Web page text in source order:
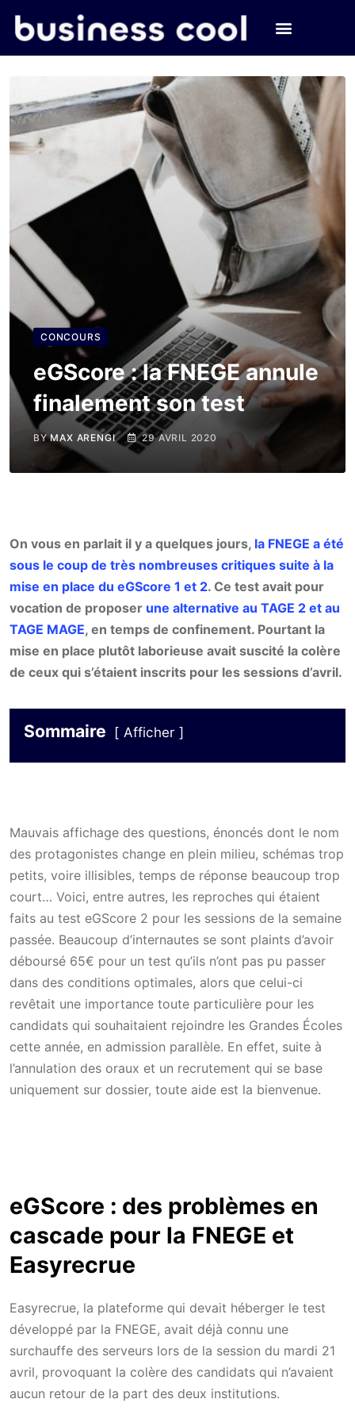
CONCOURS
eGScore : la FNEGE annule
finalement son test
BYMAX ARENGI 29 AVRIL 2020
On vous en parlait il y a quelques jours, la FNEGE a été
sous le coup de très nombreuses critiques suite à la
mise en place du eGScore 1 et 2. Ce test avait pour
vocation de proposer une alternative au TAGE 2 et au
TAGE MAGE, en temps de confinement. Pourtant la
mise en place plutôt laborieuse avait suscité la colère
de ceux qui s’étaient inscrits pour les sessions d’avril.
Sommaire Afficher
Mauvais affichage des questions, énoncés dont le nom
des protagonistes change en plein milieu, schémas trop
petits, voire illisibles, temps de réponse beaucoup trop
court… Voici, entre autres, les reproches qui étaient
faits au test eGScore 2 pour les sessions de la semaine
passée. Beaucoup d’internautes se sont plaints d’avoir
déboursé 65€ pour un test qu’ils n’ont pas pu passer
dans des conditions optimales, alors que celui-ci
revêtait une importance toute particulière pour les
candidats qui souhaitaient rejoindre les Grandes Écoles
cette année, en admission parallèle. En effet, suite à
l’annulation des oraux et un recrutement qui se base
uniquement sur dossier, toute aide est la bienvenue.
eGScore : des problèmes en
cascade pour la FNEGE et
Easyrecrue
Easyrecrue, la plateforme qui devait héberger le test
développé par la FNEGE, avait déjà connu une
surchauffe des serveurs lors de la session du mardi 21
avril, provoquant la colère des candidats qui n’avaient
aucun retour de la part des deux institutions.